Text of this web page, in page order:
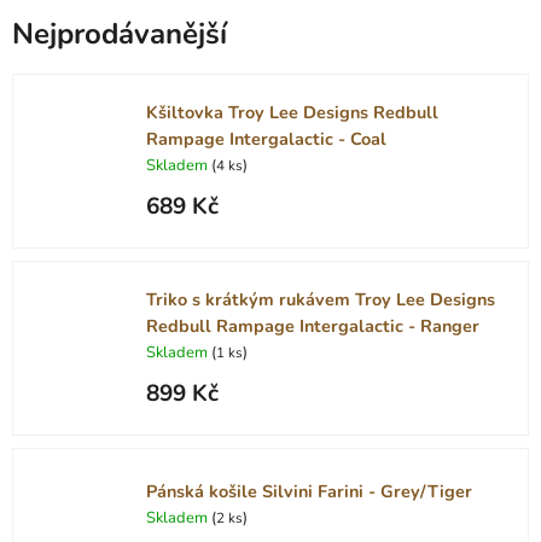
Nejprodávanější
Kšiltovka Troy Lee Designs Redbull
Rampage Intergalactic - Coal
Skladem (4 ks)
689 Kč
Triko s krátkým rukávem Troy Lee Designs
Redbull Rampage Intergalactic - Ranger
Skladem (1 ks)
899 Kč
Pánská košile Silvini Farini - Grey/Tiger
Skladem (2 ks)